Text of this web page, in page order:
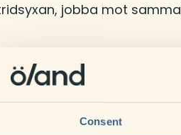
Consent
jobba mot
ens till att vi har gått